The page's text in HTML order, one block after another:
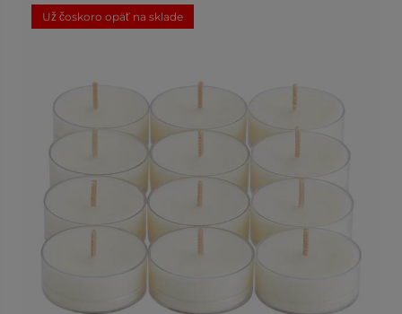
Už čoskoro opäť na sklade